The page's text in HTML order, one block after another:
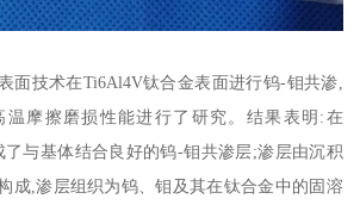
面技术在Ti6Al4V钛合金表面进行钨-钼共渗,
温摩擦磨损性能进行了研究。结果表明:在
与基体结合良好的钨-钼共渗层;渗层由沉积
成,渗层组织为钨、钼及其在钛合金中的固溶